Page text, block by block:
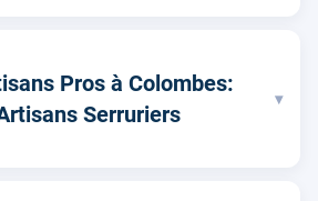
Pros à Colombes:
Serruriers
▾